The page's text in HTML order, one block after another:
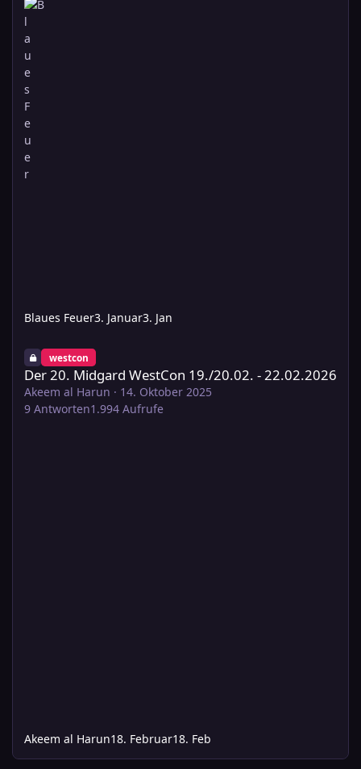
Blaues Feuer3. Januar3. Jan
Der 20. Midgard WestCon 19./20.02. - 22.02.2026
westcon
Der 20. Midgard WestCon 19./20.02. - 22.02.2026
Akeem al Harun · 14. Oktober 2025
9 Antworten1.994 Aufrufe
Akeem al Harun18. Februar18. Feb